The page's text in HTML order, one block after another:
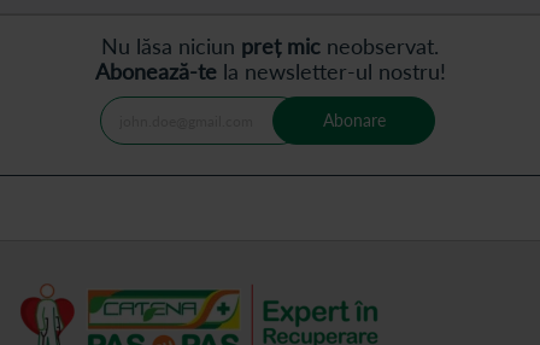
Nu lăsa niciun preț mic neobservat.
Abonează-tela newsletter-ul nostru!
Abonare